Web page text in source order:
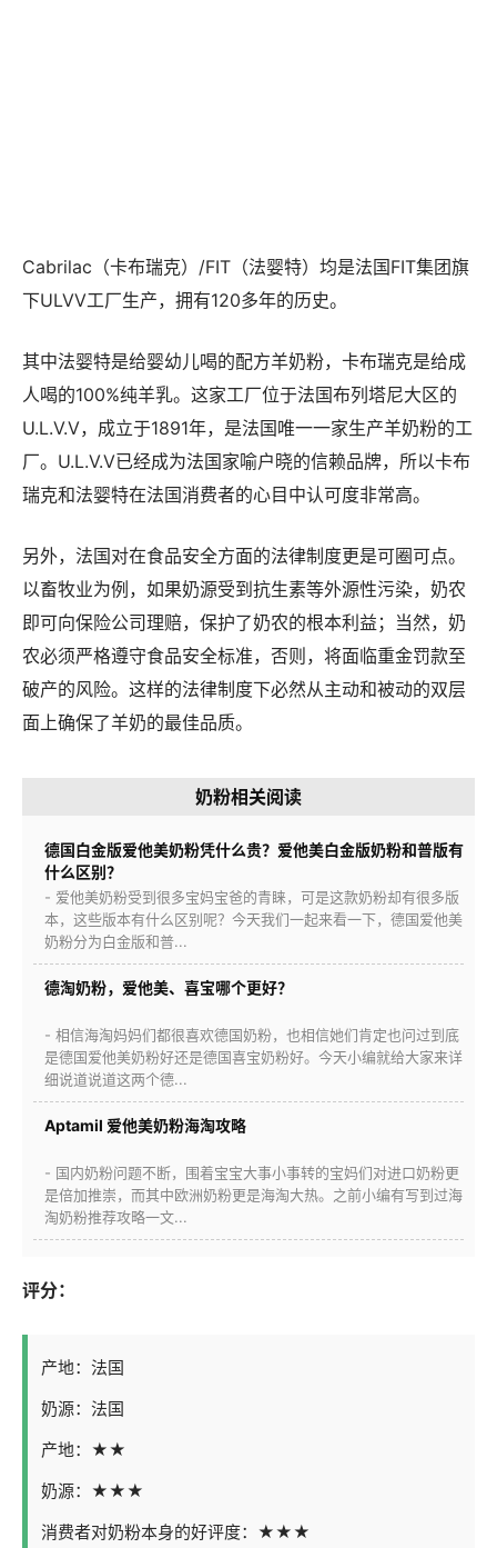
Cabrilac（卡布瑞克）/FIT（法婴特）均是法国FIT集团旗
下ULVV工厂生产，拥有120多年的历史。
其中法婴特是给婴幼儿喝的配方羊奶粉，卡布瑞克是给成
人喝的100%纯羊乳。这家工厂位于法国布列塔尼大区的
U.L.V.V，成立于1891年，是法国唯一一家生产羊奶粉的工
厂。U.L.V.V已经成为法国家喻户晓的信赖品牌，所以卡布
瑞克和法婴特在法国消费者的心目中认可度非常高。
另外，法国对在食品安全方面的法律制度更是可圈可点。
以畜牧业为例，如果奶源受到抗生素等外源性污染，奶农
即可向保险公司理赔，保护了奶农的根本利益；当然，奶
农必须严格遵守食品安全标准，否则，将面临重金罚款至
破产的风险。这样的法律制度下必然从主动和被动的双层
面上确保了羊奶的最佳品质。
奶粉相关阅读
德国白金版爱他美奶粉凭什么贵？爱他美白金版奶粉和普版有
什么区别？
- 爱他美奶粉受到很多宝妈宝爸的青睐，可是这款奶粉却有很多版
本，这些版本有什么区别呢？今天我们一起来看一下，德国爱他美
奶粉分为白金版和普...
德淘奶粉，爱他美、喜宝哪个更好？
- 相信海淘妈妈们都很喜欢德国奶粉，也相信她们肯定也问过到底
是德国爱他美奶粉好还是德国喜宝奶粉好。今天小编就给大家来详
细说道说道这两个德...
Aptamil 爱他美奶粉海淘攻略
- 国内奶粉问题不断，围着宝宝大事小事转的宝妈们对进口奶粉更
是倍加推崇，而其中欧洲奶粉更是海淘大热。之前小编有写到过海
淘奶粉推荐攻略一文...
评分：
产地：法国
奶源：法国
产地：★★
奶源：★★★
消费者对奶粉本身的好评度：★★★